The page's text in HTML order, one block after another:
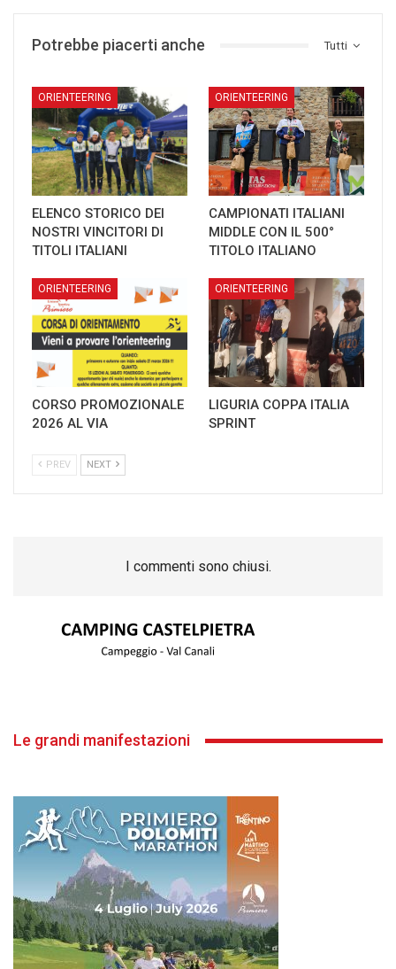
Tutti
Potrebbe piacerti anche
ORIENTEERING
ELENCO STORICO DEI
NOSTRI VINCITORI DI
TITOLI ITALIANI
ORIENTEERING
CAMPIONATI ITALIANI
MIDDLE CON IL 500°
TITOLO ITALIANO
ORIENTEERING
CORSO PROMOZIONALE
2026 AL VIA
ORIENTEERING
LIGURIA COPPA ITALIA
SPRINT
PREV NEXT
I commenti sono chiusi.
Le grandi manifestazioni